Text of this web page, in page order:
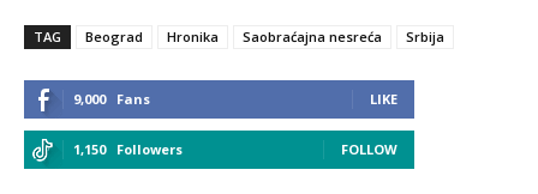
TAG Beograd Hronika Saobraćajna nesreća Srbija
9,000 Fans LIKE
1,150 Followers FOLLOW